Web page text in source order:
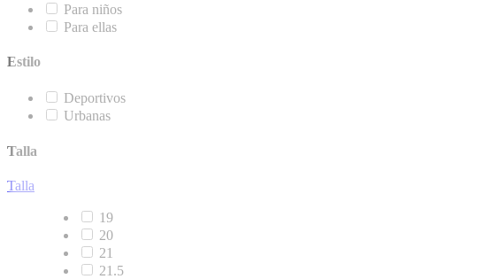
Para niños
Para ellas
Estilo
Deportivos
Urbanas
Talla
Talla
19
20
21
21.5